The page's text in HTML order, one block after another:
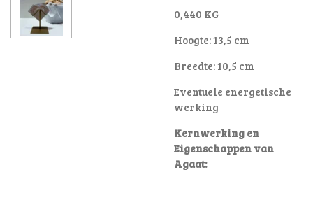
0,440 KG
Hoogte: 13,5 cm
Breedte: 10,5 cm
Eventuele energetische
werking
Kernwerking en
Eigenschappen van
Agaat: